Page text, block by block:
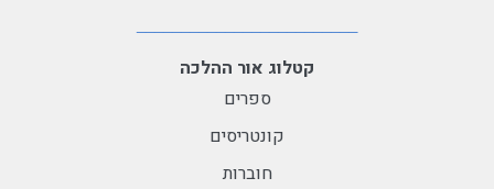
קטלוג אור ההלכה
ספרים
קונטריסים
חוברות